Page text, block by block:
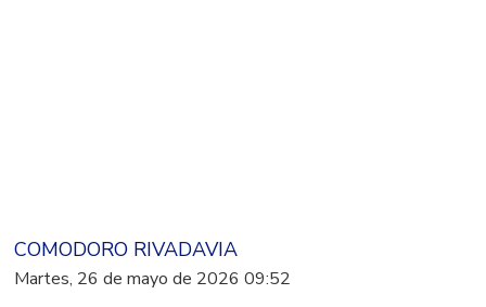
COMODORO RIVADAVIA
Martes, 26 de mayo de 2026 09:52